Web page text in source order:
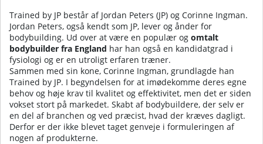
Trained by JP består af Jordan Peters (JP) og Corinne Ingman.
Jordan Peters, også kendt som JP, lever og ånder for
bodybuilding. Ud over at være en populær og omtalt
bodybuilder fra England har han også en kandidatgrad i
fysiologi og er en utroligt erfaren træner.
Sammen med sin kone, Corinne Ingman, grundlagde han
Trained by JP. I begyndelsen for at imødekomme deres egne
behov og høje krav til kvalitet og effektivitet, men det er siden
vokset stort på markedet. Skabt af bodybuildere, der selv er
en del af branchen og ved præcist, hvad der kræves dagligt.
Derfor er der ikke blevet taget genveje i formuleringen af
nogen af produkterne.